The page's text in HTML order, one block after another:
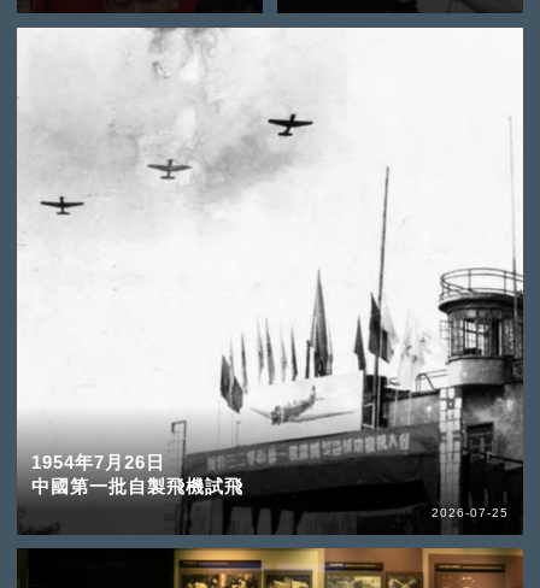
1954年7月26日
中國第一批自製飛機試飛
2026-07-25